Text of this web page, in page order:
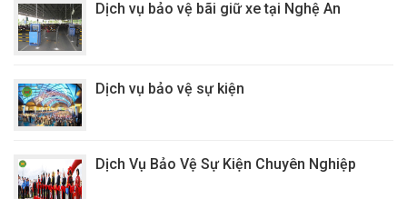
Dịch vụ bảo vệ bãi giữ xe tại Nghệ An
Dịch vụ bảo vệ sự kiện
Dịch Vụ Bảo Vệ Sự Kiện Chuyên Nghiệp